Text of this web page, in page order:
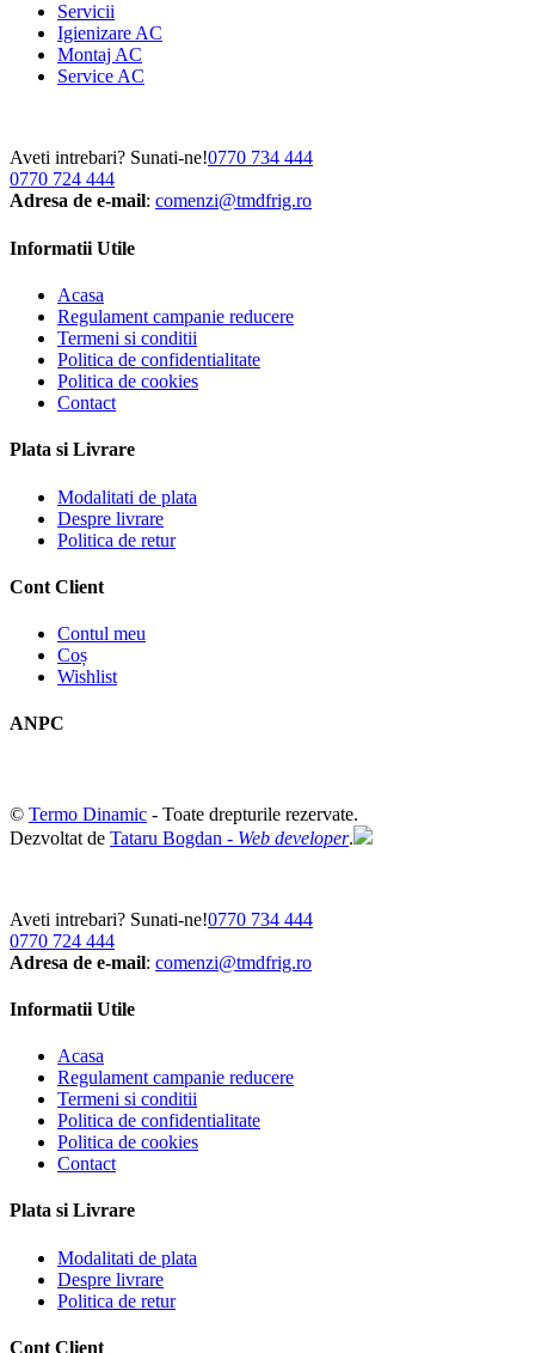
Servicii
Igienizare AC
Montaj AC
Service AC
Aveti intrebari? Sunati-ne!0770 734 444
0770 724 444
Adresa de e-mail: comenzi@tmdfrig.ro
Informatii Utile
Acasa
Regulament campanie reducere
Termeni si conditii
Politica de confidentialitate
Politica de cookies
Contact
Plata si Livrare
Modalitati de plata
Despre livrare
Politica de retur
Cont Client
Contul meu
Coș
Wishlist
ANPC
© Termo Dinamic - Toate drepturile rezervate.
Dezvoltat de Tataru Bogdan - Web developer.
Aveti intrebari? Sunati-ne!0770 734 444
0770 724 444
Adresa de e-mail: comenzi@tmdfrig.ro
Informatii Utile
Acasa
Regulament campanie reducere
Termeni si conditii
Politica de confidentialitate
Politica de cookies
Contact
Plata si Livrare
Modalitati de plata
Despre livrare
Politica de retur
Cont Client